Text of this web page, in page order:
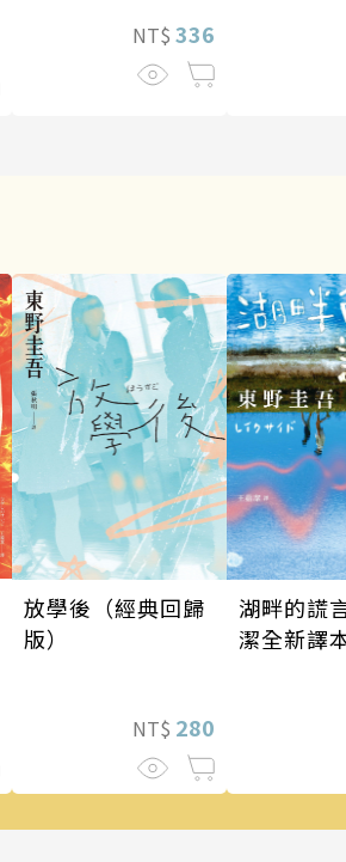
NT$ 336
放學後（經典回歸
版）
NT$ 280
湖畔的謊
潔全新譯本